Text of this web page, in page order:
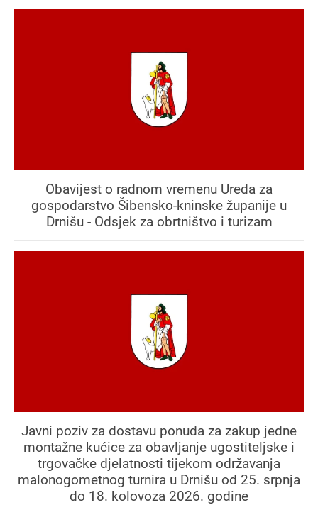
Obavijest o radnom vremenu Ureda za
gospodarstvo Šibensko-kninske županije u
Drnišu - Odsjek za obrtništvo i turizam
Javni poziv za dostavu ponuda za zakup jedne
montažne kućice za obavljanje ugostiteljske i
trgovačke djelatnosti tijekom održavanja
malonogometnog turnira u Drnišu od 25. srpnja
do 18. kolovoza 2026. godine